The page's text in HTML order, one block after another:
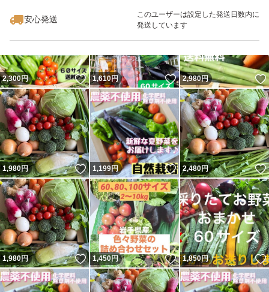
※生物ですので、なるべく翌日に受け取れる方が希望で
航空便を使用する方は、購入後に教えてもらえると助かり
ます(*_ _))*゜
※写真は発送例です！
大きな野菜はカットさせて頂きます！
農薬を使用しない為、虫食いはもちろん、小さな虫たちも
ついて行く事があります。
路地栽培の為、土が付いていることもあります。
安心発送
このユーザーは設定した発送日数内に
発送しています
2,300円 いいね！
1,610円 いいね！
2,980円
1,980円 いいね！
1,199円 いいね！
2,480円
1,980円 いいね！
1,450円 いいね！
1,850円